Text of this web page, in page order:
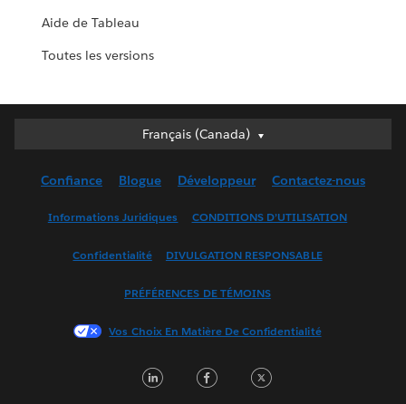
Aide de Tableau
Toutes les versions
Français (Canada)
Français (Canada)
English (UK)
Français (France)
한국어
Português
Confiance Blogue Développeur Contactez-nous
Informations Juridiques CONDITIONS D’UTILISATION
Confidentialité DIVULGATION RESPONSABLE
PRÉFÉRENCES DE TÉMOINS
Vos Choix En Matière De Confidentialité
LinkedInFacebook